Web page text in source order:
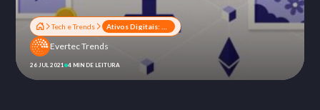
Tech e Trends
Evertec Trends
26 JUL 2021 4 MIN DE LEITURA